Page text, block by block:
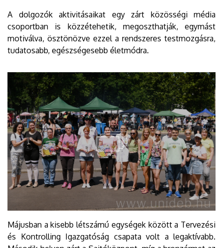
A dolgozók aktivitásaikat egy zárt közösségi média
csoportban is közzétehetik, megoszthatják, egymást
motiválva, ösztönözve ezzel a rendszeres testmozgásra,
tudatosabb, egészségesebb életmódra.
Májusban a kisebb létszámú egységek között a Tervezési
és Kontrolling Igazgatóság csapata volt a legaktívabb.